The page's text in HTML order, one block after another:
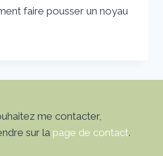
faire pousser un noyau
me contacter,
sur la page de contact.